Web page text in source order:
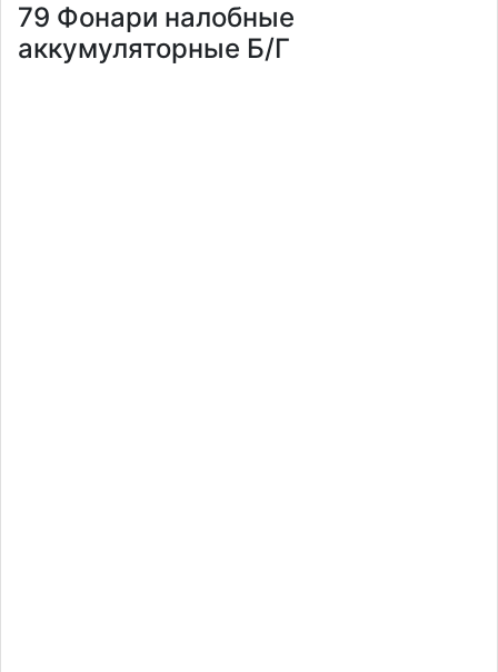
79 Фонари налобные
аккумуляторные Б/Г